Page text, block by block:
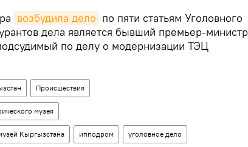
возбудила дело по пяти статьям Уголовного
дела является бывший премьер-министр
по делу о модернизации ТЭЦ
Происшествия
музея
Кыргызстана ипподром уголовное дело